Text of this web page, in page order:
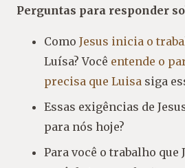
Perguntas para responder
Como Jesus inicia o
Luísa? Você entende o
precisa que Luisa siga
Essas exigências de
para nós hoje?
Para você o trabalho que